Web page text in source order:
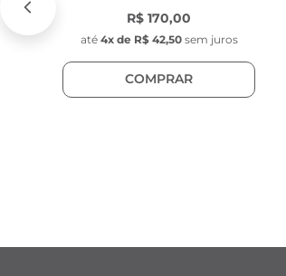
R$ 170,00
até 4x de R$ 42,50 sem juros
COMPRAR